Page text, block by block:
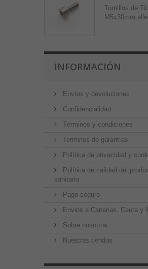
Tornillos de
M5x30mm
INFORMACIÓN
Envíos y devoluciones
Confidencialidad
Términos y condiciones
Terminos de garantías
Política de privacidad y
Política de calidad del
sanitario
Pago seguro
Envios a Canarias, Ceuta y
Sobre nosotros
Nuestras tiendas